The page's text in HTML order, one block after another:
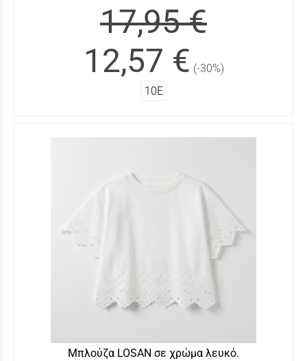
17,95 €
12,57 € (-30%)
10Ε
Μπλούζα LOSAN σε χρώμα λευκό.